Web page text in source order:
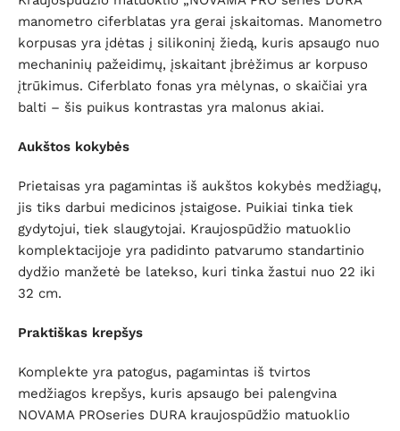
manometro ciferblatas yra gerai įskaitomas. Manometro
korpusas yra įdėtas į silikoninį žiedą, kuris apsaugo nuo
mechaninių pažeidimų, įskaitant įbrėžimus ar korpuso
įtrūkimus. Ciferblato fonas yra mėlynas, o skaičiai yra
balti – šis puikus kontrastas yra malonus akiai.
Aukštos kokybės
Prietaisas yra pagamintas iš aukštos kokybės medžiagų,
jis tiks darbui medicinos įstaigose. Puikiai tinka tiek
gydytojui, tiek slaugytojai. Kraujospūdžio matuoklio
komplektacijoje yra padidinto patvarumo standartinio
dydžio manžetė be latekso, kuri tinka žastui nuo 22 iki
32 cm.
Praktiškas krepšys
Komplekte yra patogus, pagamintas iš tvirtos
medžiagos krepšys, kuris apsaugo bei palengvina
NOVAMA PROseries DURA kraujospūdžio matuoklio